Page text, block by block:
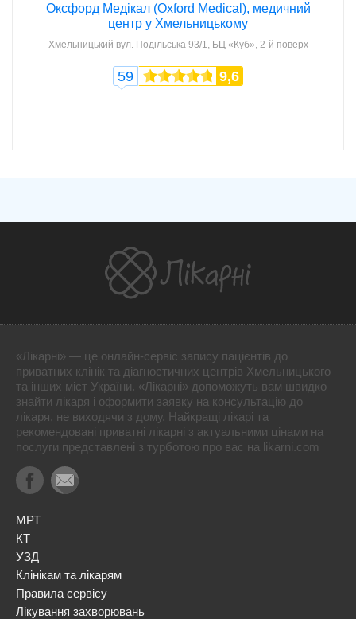
Оксфорд Медікал (Oxford Medical), медичний
центр у Хмельницькому
Хмельницький вул. Подільська 93/1, БЦ «Куб», 2-й поверх
59 9,6
«Лікарні» — це онлайн-сервіс запису пацієнтів до
приватних клінік та діагностичних центрів Хмельницького
та інших міст України. «Лікарні» допоможуть вам швидко
знайти лікаря і оформити заявку на консультацію до
лікаря, не виходячи з дому. Найкращі лікарі та
рекомендовані приватні лікарні з актуальними цінами на
послуги представлені з турботою про вас на likarni.com
МРТ
КТ
УЗД
Клінікам та лікарям
Правила сервісу
Лікування захворювань